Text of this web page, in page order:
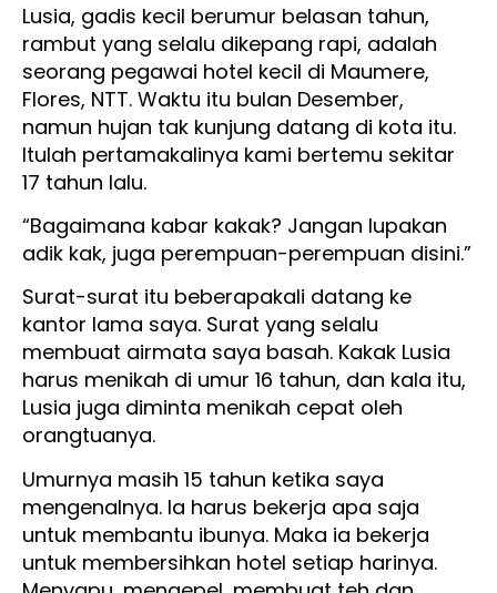
Lusia, gadis kecil berumur belasan tahun,
rambut yang selalu dikepang rapi, adalah
seorang pegawai hotel kecil di Maumere,
Flores, NTT. Waktu itu bulan Desember,
namun hujan tak kunjung datang di kota itu.
Itulah pertamakalinya kami bertemu sekitar
17 tahun lalu.
“Bagaimana kabar kakak? Jangan lupakan
adik kak, juga perempuan-perempuan disini.”
Surat-surat itu beberapakali datang ke
kantor lama saya. Surat yang selalu
membuat airmata saya basah. Kakak Lusia
harus menikah di umur 16 tahun, dan kala itu,
Lusia juga diminta menikah cepat oleh
orangtuanya.
Umurnya masih 15 tahun ketika saya
mengenalnya. Ia harus bekerja apa saja
untuk membantu ibunya. Maka ia bekerja
untuk membersihkan hotel setiap harinya.